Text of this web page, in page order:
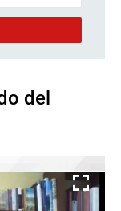
del